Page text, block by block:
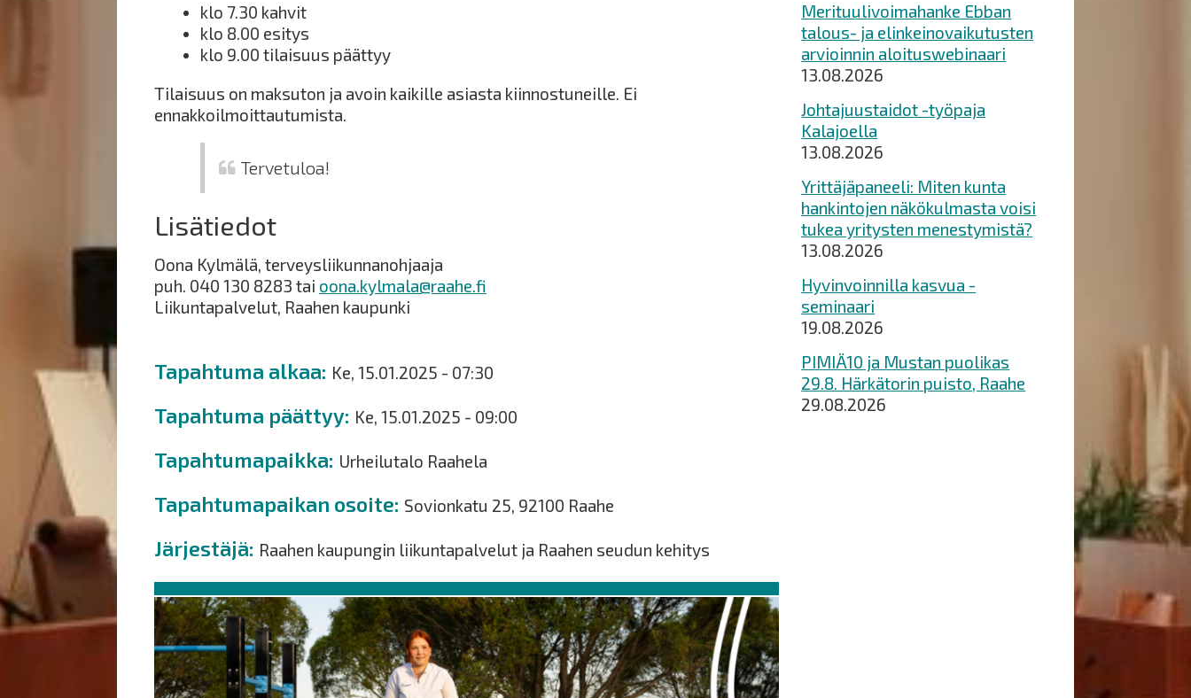
klo 7.30 kahvit
klo 8.00 esitys
klo 9.00 tilaisuus päättyy
Tilaisuus on maksuton ja avoin kaikille asiasta kiinnostuneille. Ei
ennakkoilmoittautumista.
Tervetuloa!
Lisätiedot
Oona Kylmälä, terveysliikunnanohjaaja
puh. 040 130 8283 tai oona.kylmala@raahe.fi
Liikuntapalvelut, Raahen kaupunki
Tapahtuma alkaa Ke, 15.01.2025 - 07:30
Tapahtuma päättyy Ke, 15.01.2025 - 09:00
Tapahtumapaikka Urheilutalo Raahela
Tapahtumapaikan osoite Sovionkatu 25, 92100 Raahe
Järjestäjä Raahen kaupungin liikuntapalvelut ja Raahen seudun kehitys
Merituulivoimahanke Ebban
talous- ja elinkeinovaikutusten
arvioinnin aloituswebinaari
13.08.2026
Johtajuustaidot -työpaja
Kalajoella
13.08.2026
Yrittäjäpaneeli: Miten kunta
hankintojen näkökulmasta voisi
tukea yritysten menestymistä?
13.08.2026
Hyvinvoinnilla kasvua -
seminaari
19.08.2026
PIMIÄ10 ja Mustan puolikas
29.8. Härkätorin puisto, Raahe
29.08.2026